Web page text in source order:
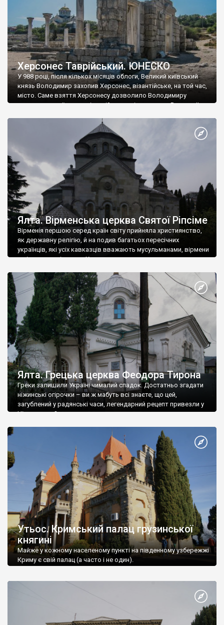
Херсонес Таврійський. ЮНЕСКО
У 988 році, після кількох місяців облоги, Великий київський
князь Володимир захопив Херсонес, візантійське, на той час,
місто. Саме взяття Херсонесу дозволило Володимиру
диктувати свої умови візантійському імператору Василю ІІ, та
Херсонесі Володимир-язичник, став Василем-християнином.
А потім було Хрещення Русі. На честь Херсонесу Таврійського
Ялта. Вірменська церква Святої Ріпсіме
Вірменія першою серед країн світу прийняла християнство,
як державну релігію, й на подив багатьох пересічних
українців, які усіх кавказців вважають мусульманами, вірмени
є відданими вірянами Христа
Ялта. Грецька церква Феодора Тирона
Греки залишили Україні чималий спадок. Достатньо згадати
ніжинські огірочки – ви ж мабуть всі знаєте, що цей,
загублений у радянські часи, легендарний рецепт привезли у
Ніжин греки?
Утьос. Кримський палац грузинської
княгині
Майже у кожному населеному пункті на південному узбережжі
Криму є свій палац (а часто і не один).